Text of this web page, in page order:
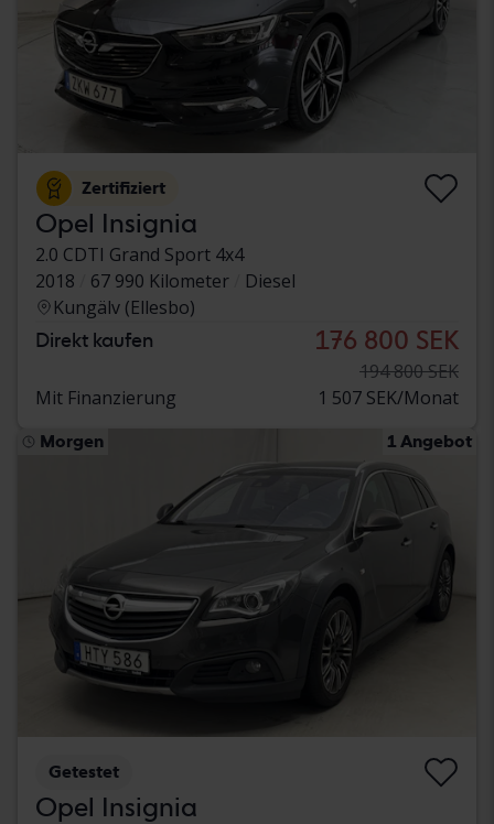
Zertifiziert
Opel Insignia
2.0 CDTI Grand Sport 4x4
2018
67 990 Kilometer
Diesel
Kungälv (Ellesbo)
Direkt kaufen 176 800 SEK
194 800 SEK
Mit Finanzierung
1 507 SEK/Monat
Morgen 1 Angebot
Getestet
Opel Insignia